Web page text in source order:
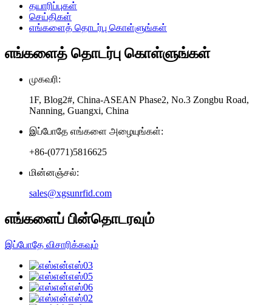
தயாரிப்புகள்
செய்திகள்
எங்களைத் தொடர்பு கொள்ளுங்கள்
எங்களைத் தொடர்பு கொள்ளுங்கள்
முகவரி:
1F, Blog2#, China-ASEAN Phase2, No.3 Zongbu Road,
Nanning, Guangxi, China
இப்போதே எங்களை அழையுங்கள்:
+86-(0771)5816625
மின்னஞ்சல்:
sales@xgsunrfid.com
எங்களைப் பின்தொடரவும்
இப்போதே விசாரிக்கவும்